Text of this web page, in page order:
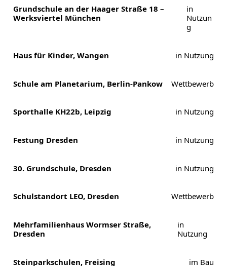
Grundschule an der Haager Straße 18 –
Werksviertel München
in
Nutzun
g
Haus für Kinder, Wangen in Nutzung
Schule am Planetarium, Berlin-Pankow Wettbewerb
Sporthalle KH22b, Leipzig in Nutzung
Festung Dresden in Nutzung
30. Grundschule, Dresden in Nutzung
Schulstandort LEO, Dresden Wettbewerb
Mehrfamilienhaus Wormser Straße,
Dresden
in
Nutzung
Steinparkschulen, Freising im Bau